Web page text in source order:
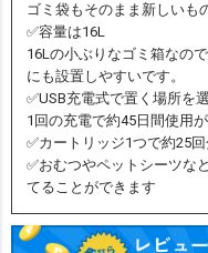
ゴミ袋もそのまま新しいも
✅容量は16L
16Lの小ぶりなゴミ箱なの
にも設置しやすいです。
✅USB充電式で置く場所を
1回の充電で約45日間使用が
✅カートリッジ1つで約25回
✅おむつやペットシーツな
てることができます